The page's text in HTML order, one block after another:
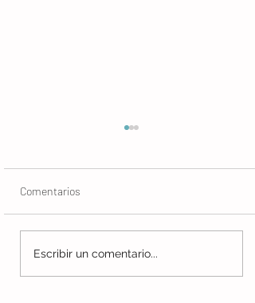
Pigerick
Comentarios
Escribir un comentario...